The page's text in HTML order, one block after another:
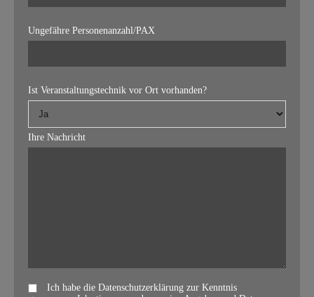
Ungefähre Personenanzahl/PAX
Ist Veranstaltungstechnik vor Ort vorhanden?
Ihre Nachricht
Ich habe die Datenschutzerklärung zur Kenntnis